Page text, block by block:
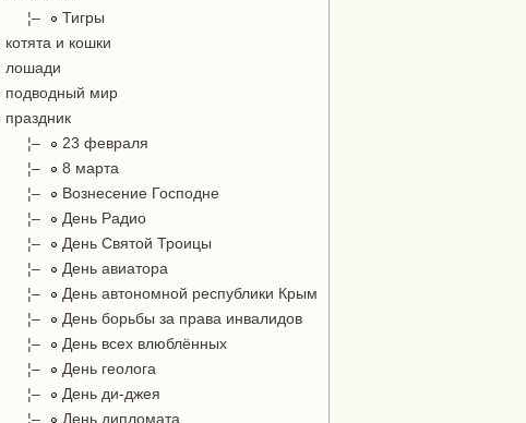
¦–
Тигры
котята и кошки
лошади
подводный мир
праздник
¦–
23 февраля
¦–
8 марта
¦–
Вознесение Господне
¦–
День Радио
¦–
День Святой Троицы
¦–
День авиатора
¦–
День автономной республики Крым
¦–
День борьбы за права инвалидов
¦–
День всех влюблённых
¦–
День геолога
¦–
День ди-джея
¦–
День дипломата